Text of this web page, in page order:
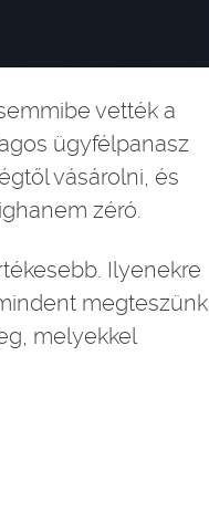
vették a
ügyfélpanasz
vásárolni, és
zéró.
Ilyenekre
megteszünk
melyekkel